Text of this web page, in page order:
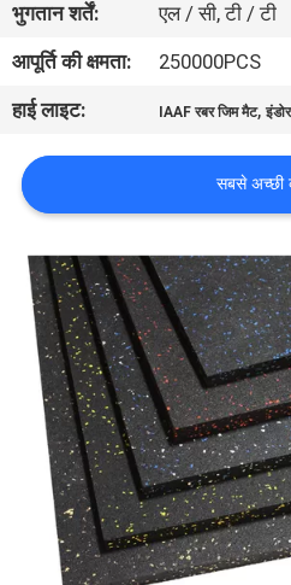
संपर्क
करें
उद्धरण
अनुरोध
करें
साइटमैप
PRIVACY
POLICY
भुगतान शर्तें:
एल / सी, टी / टी
आपूर्ति की क्षमता:
250000PCS
हाई लाइट:
IAAF रबर जिम मैट,
सबसे अच्छी